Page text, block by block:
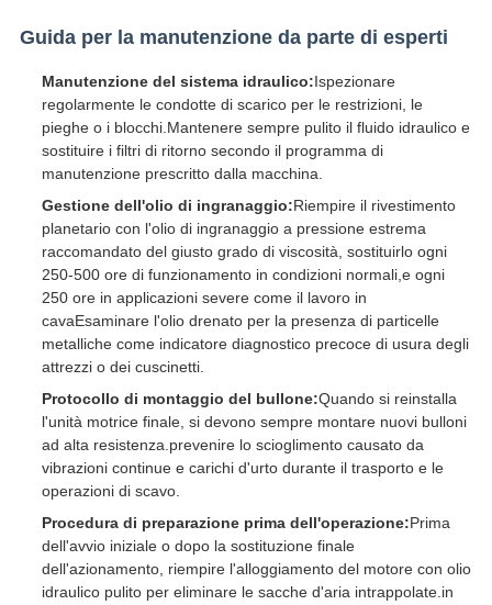
Guida per la manutenzione da parte di esperti
Manutenzione del sistema idraulico:Ispezionare
regolarmente le condotte di scarico per le restrizioni, le
pieghe o i blocchi.Mantenere sempre pulito il fluido idraulico e
sostituire i filtri di ritorno secondo il programma di
manutenzione prescritto dalla macchina.
Gestione dell'olio di ingranaggio:Riempire il rivestimento
planetario con l'olio di ingranaggio a pressione estrema
raccomandato del giusto grado di viscosità, sostituirlo ogni
250-500 ore di funzionamento in condizioni normali,e ogni
250 ore in applicazioni severe come il lavoro in
cavaEsaminare l'olio drenato per la presenza di particelle
metalliche come indicatore diagnostico precoce di usura degli
attrezzi o dei cuscinetti.
Protocollo di montaggio del bullone:Quando si reinstalla
l'unità motrice finale, si devono sempre montare nuovi bulloni
ad alta resistenza.prevenire lo scioglimento causato da
vibrazioni continue e carichi d'urto durante il trasporto e le
operazioni di scavo.
Procedura di preparazione prima dell'operazione:Prima
dell'avvio iniziale o dopo la sostituzione finale
dell'azionamento, riempire l'alloggiamento del motore con olio
idraulico pulito per eliminare le sacche d'aria intrappolate.in